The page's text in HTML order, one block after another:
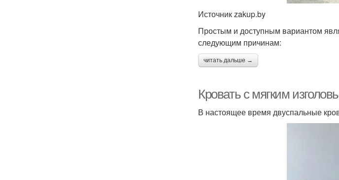
Источник zakup.by
Простым и доступным вариантом
следующим причинам:
читать дальше →
Кровать с мягким
В настоящее время двуспальные